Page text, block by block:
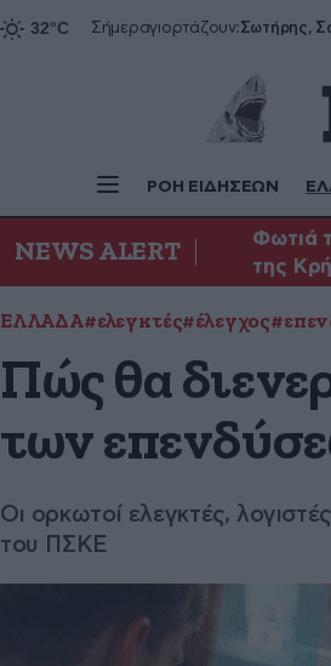
Σήμεραγιορτάζουν:
ΡΟΗ ΕΙΔΗΣΕΩΝ
NEWS ALERT
Φωτιά
της
ΕΛΛΑΔΑ#ελεγκτές#έλεγχος
Πώς θα
των
Οι ορκωτοί ελεγκτές,
του ΠΣΚΕ